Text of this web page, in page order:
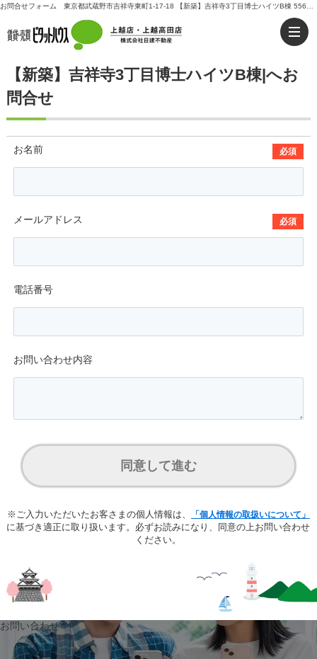
【新築】吉祥寺3丁目博士ハイツB棟|へお
問合せ
お名前 必須
メールアドレス 必須
電話番号
お問い合わせ内容
同意して進む
※ご入力いただいたお客さまの個人情報は、 「個人情報の取扱いについて」
に基づき適正に取り扱います。必ずお読みになり、同意の上お問い合わせ
ください。
お問い合わせ